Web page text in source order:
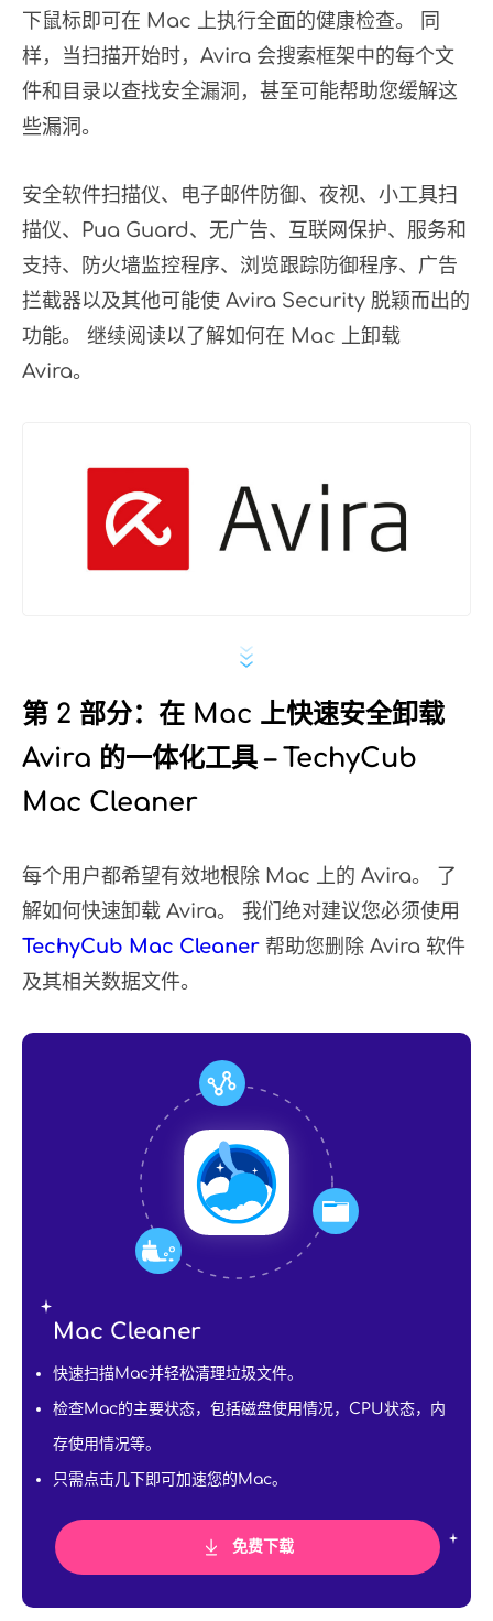
下鼠标即可在 Mac 上执行全面的健康检查。 同
样，当扫描开始时，Avira 会搜索框架中的每个文
件和目录以查找安全漏洞，甚至可能帮助您缓解这
些漏洞。
安全软件扫描仪、电子邮件防御、夜视、小工具扫
描仪、Pua Guard、无广告、互联网保护、服务和
支持、防火墙监控程序、浏览跟踪防御程序、广告
拦截器以及其他可能使 Avira Security 脱颖而出的
功能。 继续阅读以了解如何在 Mac 上卸载
Avira。
第 2 部分：在 Mac 上快速安全卸载
Avira 的一体化工具 – TechyCub
Mac Cleaner
每个用户都希望有效地根除 Mac 上的 Avira。 了
解如何快速卸载 Avira。 我们绝对建议您必须使用
TechyCub Mac Cleaner 帮助您删除 Avira 软件
及其相关数据文件。
Mac Cleaner
快速扫描Mac并轻松清理垃圾文件。
检查Mac的主要状态，包括磁盘使用情况，CPU状态，内
存使用情况等。
只需点击几下即可加速您的Mac。
免费下载